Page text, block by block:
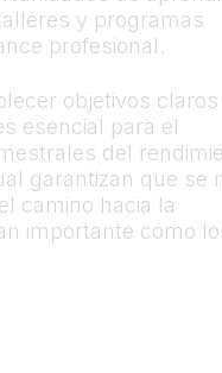
y programas
profesional.
objetivos claros
esencial para el
del
garantizan que se
camino hacia la
importante como